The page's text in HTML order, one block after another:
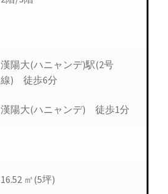
漢陽大(ハニャンデ)駅(2号
線) 徒歩6分
漢陽大(ハニャンデ) 徒歩1分
16.52 ㎡(5坪)